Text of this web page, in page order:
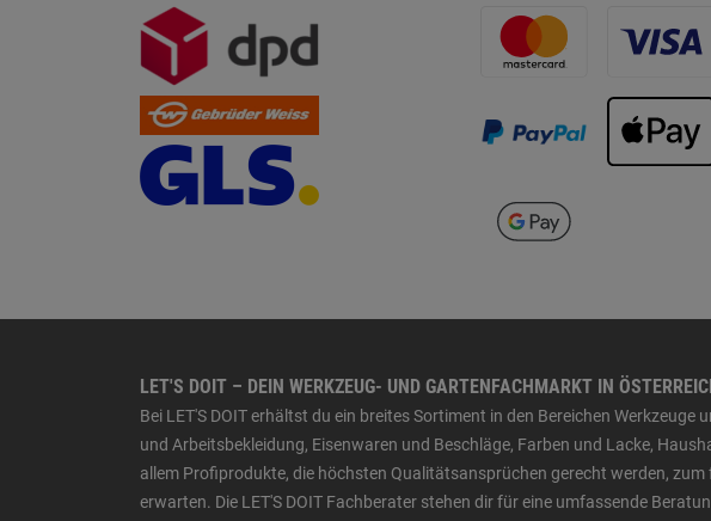
LET'S DOIT – DEIN WERKZEUG- UND GARTENFACHMARKT IN
Bei LET'S DOIT erhältst du ein breites Sortiment in den Bereichen
und Arbeitsbekleidung, Eisenwaren und Beschläge, Farben und Lacke,
allem Profiprodukte, die höchsten Qualitätsansprüchen gerecht werden,
erwarten. Die LET'S DOIT Fachberater stehen dir für eine umfassende